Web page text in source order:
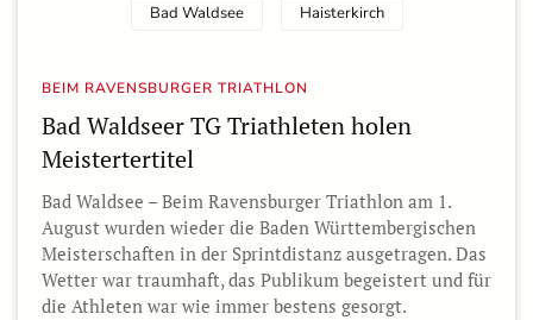
Bad Waldsee Haisterkirch
BEIM RAVENSBURGER TRIATHLON
Bad Waldseer TG Triathleten holen
Meistertertitel
Bad Waldsee – Beim Ravensburger Triathlon am 1.
August wurden wieder die Baden Württembergischen
Meisterschaften in der Sprintdistanz ausgetragen. Das
Wetter war traumhaft, das Publikum begeistert und für
die Athleten war wie immer bestens gesorgt.